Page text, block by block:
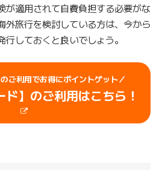
が適用されて自費負担する必要がな
外旅行を検討している方は、今から
しておくと良いでしょう。
ご利用でお得にポイントゲット／
ド】のご利用はこちら！